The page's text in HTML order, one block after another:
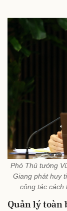
Phó Thủ tướng
Giang phát huy
công tác cách
Quản lý toàn